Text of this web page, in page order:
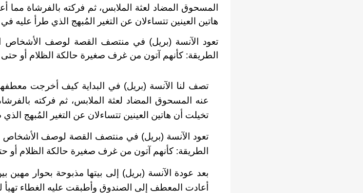
المسحوق المضاد لعثة الملابس، ثم فركته بالفرشاة مما
هاتين العينين تتساءلان عن التغير المُبهج الذي طرأ عليه
تعود الآنسة (بريل) في منتصف القصة لوصف الأشخاص
الطريقة: كأنهم آتون من غرف صغيرة حالكة الظلام أو
تصف لنا الآنسة (بريل) في البداية كيف أخرجت
عنه المسحوق المضاد لعثة الملابس، ثم فركته
تخيلت أن هاتين العينين تتساءلان عن التغير المُبهج
تعود الآنسة (بريل) في منتصف القصة لوصف الأشخاص
الطريقة: كأنهم آتون من غرف صغيرة حالكة الظلام أو
بعد عودة الآنسة (بريل) إلى بيتها مذبوحة بحوار
أعادت المعطف إلى الصندوق وأطبقت عليه الغطاء تهيأ